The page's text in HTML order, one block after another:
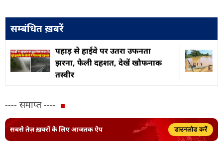
सम्बंधित ख़बरें
पहाड़ से हाईवे पर उतरा उफनता
झरना, फैली दहशत, देखें खौफनाक
तस्वीर
---- समाप्त ----
सबसे तेज़ ख़बरों के लिए आजतक ऐप डाउनलोड करें